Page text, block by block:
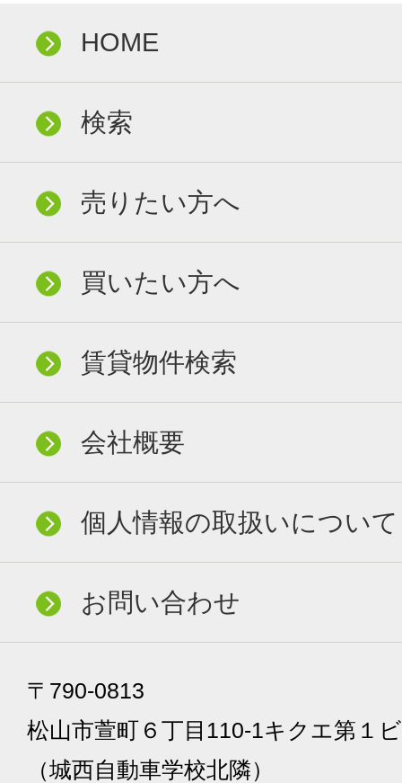
HOME
検索
売りたい方へ
買いたい方へ
賃貸物件検索
会社概要
個人情報の取扱いについて
お問い合わせ
〒790-0813
松山市萱町６丁目110-1キクエ第１
（城西自動車学校北隣）